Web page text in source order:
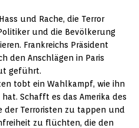
und Rache, die Terror
und die Bevölkerung
Frankreichs Präsident
den Anschlägen in Paris
geführt.
tobt ein Wahlkampf, wie ihn
Schafft es das Amerika des
der Terroristen zu tappen und
zu flüchten, die den